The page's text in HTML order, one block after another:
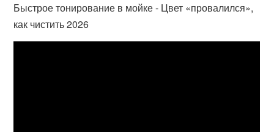
Быстрое тонирование в мойке - Цвет «провалился»,
как чистить 2026